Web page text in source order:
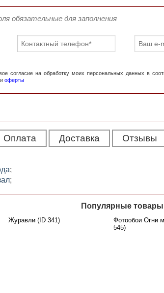
обязательные для заполнения
согласие на обработку моих персональных данных в
и оферты
Оплата Доставка Отзывы
;
;
Популярные товары
Журавли (ID 341)
Фотообои Огни
545)